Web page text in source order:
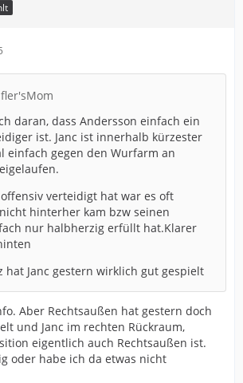
daran, dass Andersson einfach ein
ist. Janc ist innerhalb kürzester
einfach gegen den Wurfarm an
verteidigt hat war es oft
hinterher kam bzw seinen
nur halbherzig erfüllt hat.Klarer
hat Janc gestern wirklich gut gespielt
Aber Rechtsaußen hat gestern doch
und Janc im rechten Rückraum,
eigentlich auch Rechtsaußen ist.
oder habe ich da etwas nicht